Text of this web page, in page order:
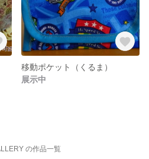
移動ポケット（くるま）
展示中
の作品一覧